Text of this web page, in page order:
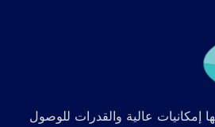
إمكانيات عالية والقدرات للوصول